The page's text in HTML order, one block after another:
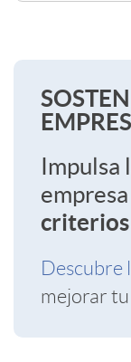
m
e
Impulsa
criterios
Descubre
mejorar